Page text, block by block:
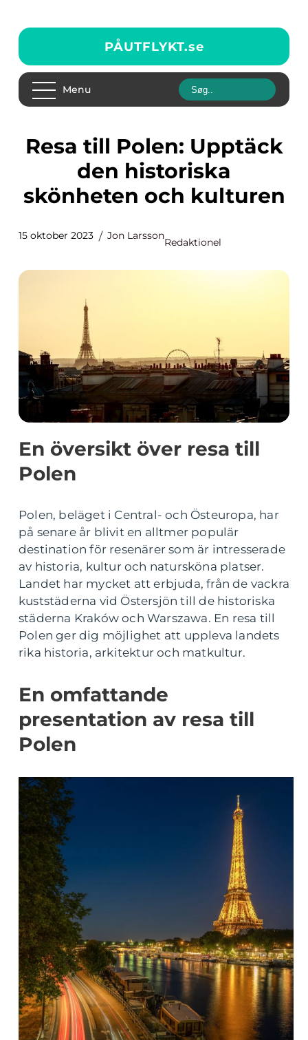
PÅUTFLYKT.se
Menu
Resa till Polen: Upptäck
den historiska
skönheten och kulturen
15 oktober 2023 Jon Larsson
Redaktionel
En översikt över resa till
Polen
Polen, beläget i Central- och Östeuropa, har
på senare år blivit en alltmer populär
destination för resenärer som är intresserade
av historia, kultur och natursköna platser.
Landet har mycket att erbjuda, från de vackra
kuststäderna vid Östersjön till de historiska
städerna Kraków och Warszawa. En resa till
Polen ger dig möjlighet att uppleva landets
rika historia, arkitektur och matkultur.
En omfattande
presentation av resa till
Polen